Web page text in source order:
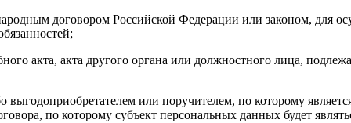
договором Российской Федерации или законом, для
акта, акта другого органа или должностного лица,
или поручителем, по которому
по которому субъект персональных данных будет